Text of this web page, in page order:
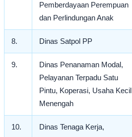
Pemberdayaan Perempuan
dan Perlindungan Anak
8. Dinas Satpol PP
9.
Dinas Penanaman Modal,
Pelayanan Terpadu Satu
Pintu, Koperasi, Usaha Kecil
Menengah
10.
Dinas Tenaga Kerja,